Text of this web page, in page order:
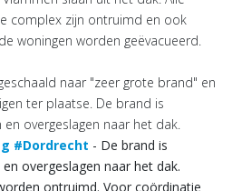
complex zijn ontruimd en ook
woningen worden geëvacueerd.
naar "zeer grote brand" en
ter plaatse. De brand is
overgeslagen naar het dak.
#Dordrecht - De brand is
overgeslagen naar het dak.
ontruimd. Voor coördinatie